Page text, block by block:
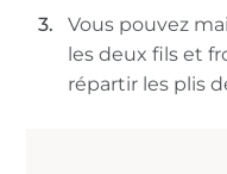
Vous pouvez
les deux fils et
répartir les plis